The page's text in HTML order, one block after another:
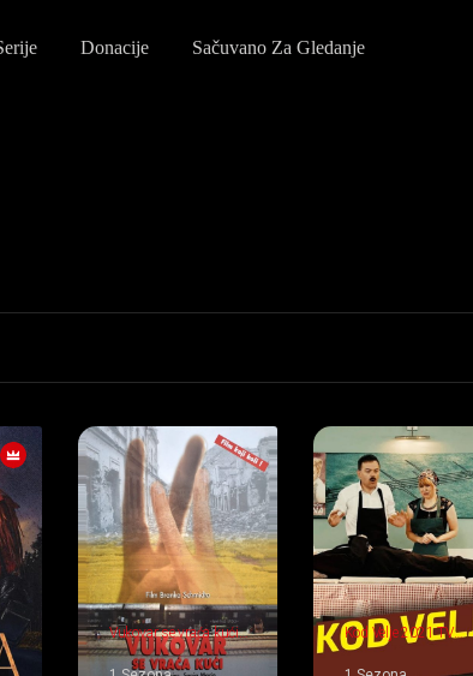
Donacije Sačuvano Za Gledanje
Vukovar se vraća kući
1994 TV Serija
Kod Velje 2021 TV
Serija